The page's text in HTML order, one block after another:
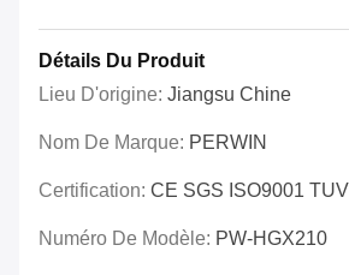
Détails Du Produit
Lieu D'origine: Jiangsu Chine
Nom De Marque: PERWIN
Certification: CE SGS ISO9001 TUV
Numéro De Modèle: PW-HGX210